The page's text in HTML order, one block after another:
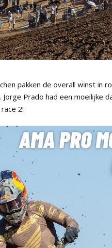
pakken de overall winst in
Prado had een moeilijke
2!